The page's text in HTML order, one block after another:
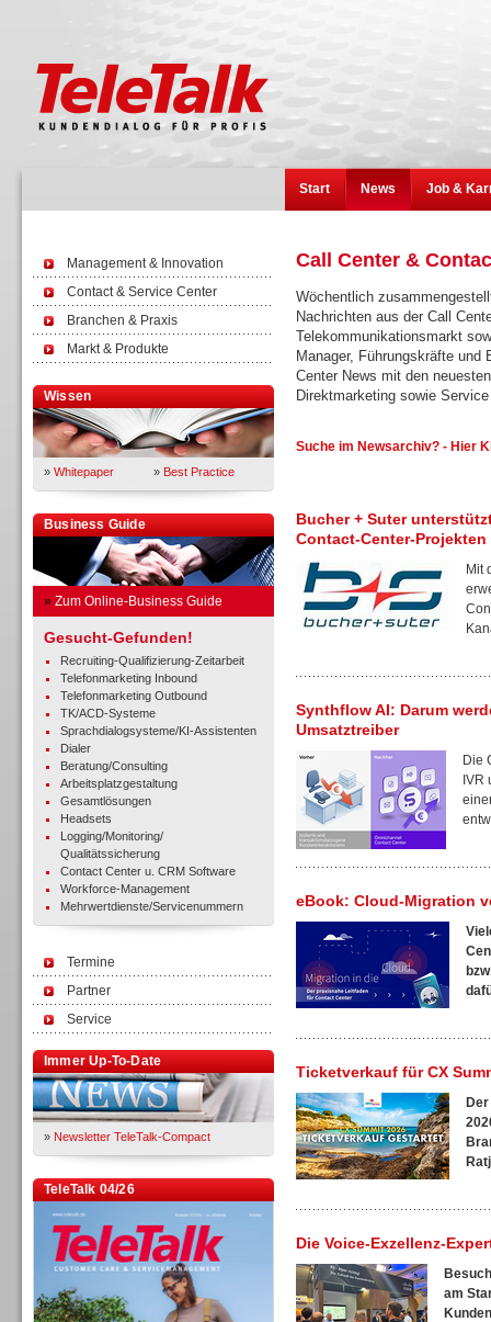
Start News Job &
Management & Innovation
Contact & Service Center
Branchen & Praxis
Markt & Produkte
Wissen
» Whitepaper » Best Practice
Business Guide
» Zum Online-Business Guide
Gesucht-Gefunden!
Recruiting-Qualifizierung-Zeitarbeit
Telefonmarketing Inbound
Telefonmarketing Outbound
TK/ACD-Systeme
Sprachdialogsysteme/KI-Assistenten
Dialer
Beratung/Consulting
Arbeitsplatzgestaltung
Gesamtlösungen
Headsets
Logging/Monitoring/
Qualitätssicherung
Contact Center u. CRM Software
Workforce-Management
Mehrwertdienste/Servicenummern
Termine
Partner
Service
Immer Up-To-Date
» Newsletter TeleTalk-Compact
TeleTalk 04/26
Call Center &
Wöchentlich
Nachrichten aus der Call
Telekommunikationsmarkt
Manager, Führungskräfte und
Center News mit den
Direktmarketing sowie
Suche im Newsarchiv? - Hier
Bucher + Suter
Contact-Center-Projekten
Mit
Synthflow AI: Darum
Umsatztreiber
Die
IVR
eBook: Cloud-Migration
Ticketverkauf für CX
Die Voice-Exzellenz-
am